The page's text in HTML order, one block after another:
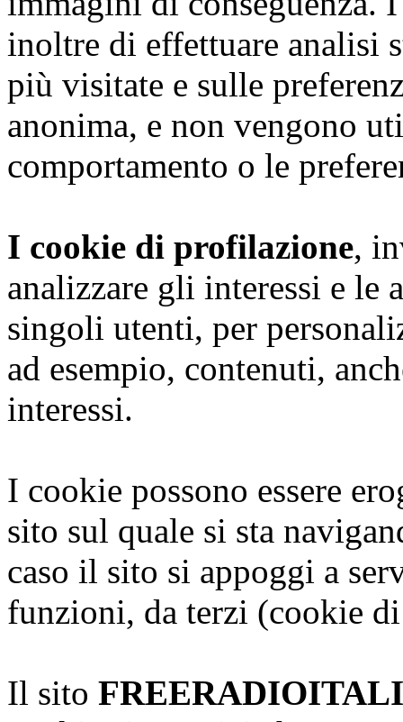
inoltre di effettuare analisi
più visitate e sulle
anonima, e non vengono
comportamento o le
I cookie di profilazione,
analizzare gli interessi e
singoli utenti, per
ad esempio, contenuti,
interessi.
I cookie possono essere
sito sul quale si sta
caso il sito si appoggi a
funzioni, da terzi (cookie
Il sito